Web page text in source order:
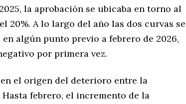
la aprobación se ubicaba en torno al
20%. A lo largo del año las dos curvas se
algún punto previo a febrero de 2026,
por primera vez.
el origen del deterioro entre la
febrero, el incremento de la